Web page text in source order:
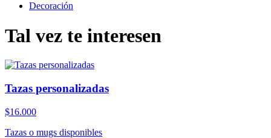
Decoración
Tal vez te interesen
Tazas personalizadas
$16.000
Tazas o mugs disponibles